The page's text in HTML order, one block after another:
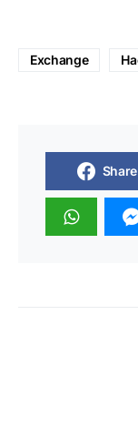
Exchange
Share